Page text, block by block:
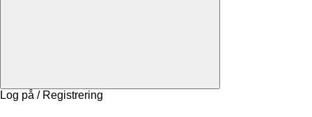
Log på / Registrering